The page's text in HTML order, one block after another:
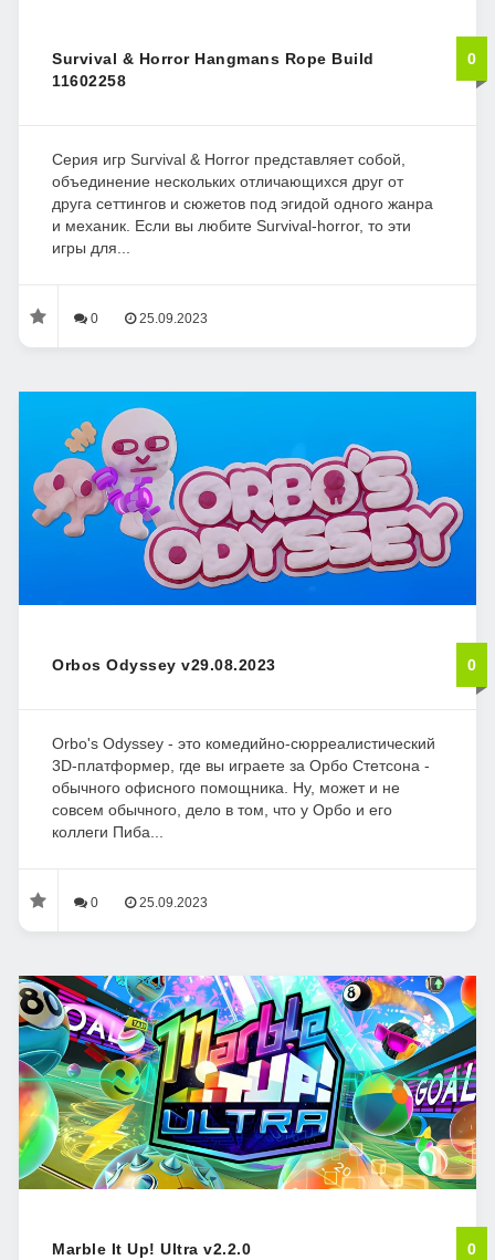
Survival & Horror Hangmans Rope Build
11602258
0
Серия игр Survival & Horror представляет собой,
объединение нескольких отличающихся друг от
друга сеттингов и сюжетов под эгидой одного жанра
и механик. Если вы любите Survival-horror, то эти
игры для...
0 25.09.2023
Orbos Odyssey v29.08.2023 0
Orbo's Odyssey - это комедийно-сюрреалистический
3D-платформер, где вы играете за Орбо Стетсона -
обычного офисного помощника. Ну, может и не
совсем обычного, дело в том, что у Орбо и его
коллеги Пиба...
0 25.09.2023
Marble It Up! Ultra v2.2.0 0